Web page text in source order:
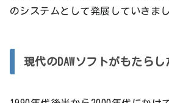
のシステムとして発展していきまし
現代のDAWソフトがもたら